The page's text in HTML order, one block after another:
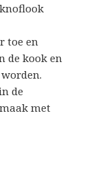
toe en
de kook en
de
met